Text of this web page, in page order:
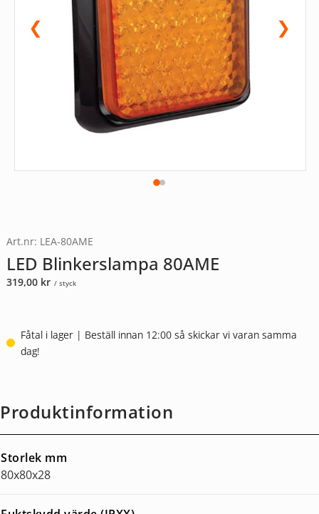
❮ ❯
Art.nr: LEA-80AME
LED Blinkerslampa 80AME
319,00 kr / styck
Fåtal i lager | Beställ innan 12:00 så skickar vi varan samma
dag!
Produktinformation
Storlek mm
80x80x28